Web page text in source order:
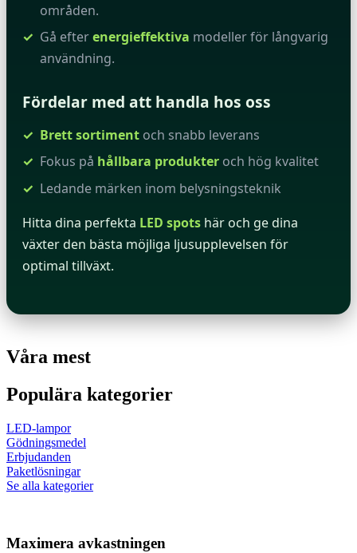
områden.
Gå efterenergieffektiva modeller för långvarig
användning.
Fördelar med att handla hos oss
Brett sortiment och snabb leverans
Fokus på hållbara produkter och hög kvalitet
Ledande märken inom belysningsteknik
Hitta dina perfekta LED spots här och ge dina
växter den bästa möjliga ljusupplevelsen för
optimal tillväxt.
Våra mest
Populära kategorier
LED-lampor
Gödningsmedel
Erbjudanden
Paketlösningar
Se alla kategorier
Maximera avkastningen